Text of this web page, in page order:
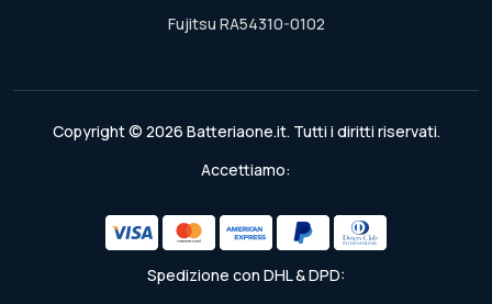
Fujitsu RA54310-0102
Copyright © 2026 Batteriaone.it. Tutti i diritti riservati.
Accettiamo:
Spedizione con DHL & DPD: